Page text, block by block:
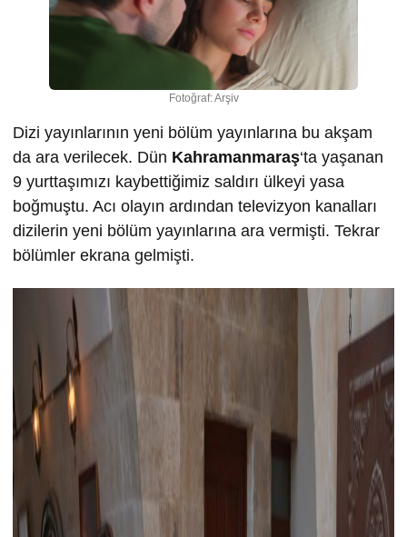
Fotoğraf: Arşiv
Dizi yayınlarının yeni bölüm yayınlarına bu akşam
da ara verilecek. Dün Kahramanmaraş‘ta yaşanan
9 yurttaşımızı kaybettiğimiz saldırı ülkeyi yasa
boğmuştu. Acı olayın ardından televizyon kanalları
dizilerin yeni bölüm yayınlarına ara vermişti. Tekrar
bölümler ekrana gelmişti.